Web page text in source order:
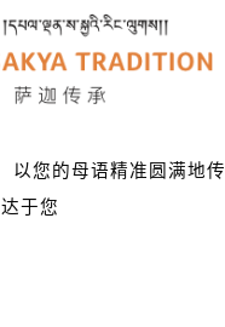
以您的母语精准圆满地传
达于您